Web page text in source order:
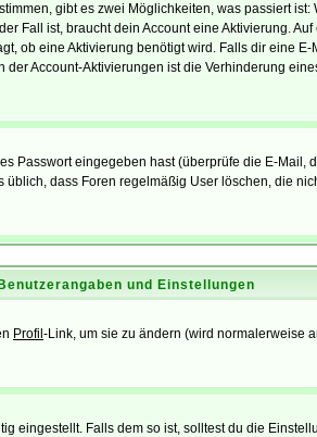
gibt es zwei Möglichkeiten, was passiert
Fall ist, braucht dein Account eine Aktivierung.
ob eine Aktivierung benötigt wird. Falls dir eine
Account-Aktivierungen ist die Verhinderung
Passwort eingegeben hast (überprüfe die E-
dass Foren regelmäßig User löschen, die
Benutzerangaben und Einstellungen
Profil -Link, um sie zu ändern (wird normalerweise
eingestellt. Falls dem so ist, solltest du die